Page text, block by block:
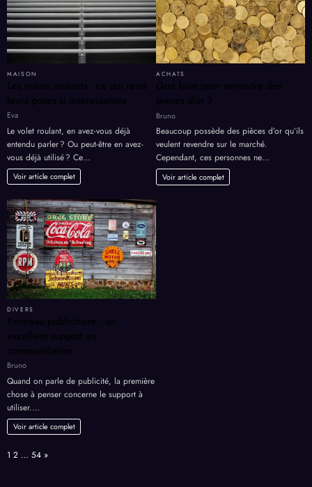
MAISON
Les volets roulants : ce qui rend
leurs poses si intéressantes
Eva
Le volet roulant, en avez-vous déjà
entendu parler ? Ou peut-être en avez-
vous déjà utilisé ? Ce…
Voir article complet
ACHATS
Que faire pour revendre des
pièces d’or ?
Bruno
Beaucoup possède des pièces d’or qu’ils
veulent revendre sur le marché.
Cependant, ces personnes ne…
Voir article complet
DIVERS
Panneau publicitaire : un
excellent support en
communication
Bruno
Quand on parle de publicité, la première
chose à penser concerne le support à
utiliser.…
Voir article complet
Page:
1 2 … 54 Next
»